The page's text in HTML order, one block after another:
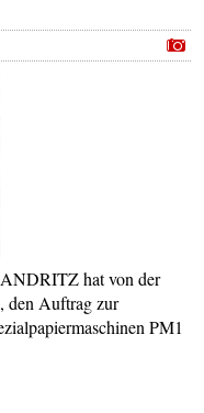
hat von der
den Auftrag zur
PM1